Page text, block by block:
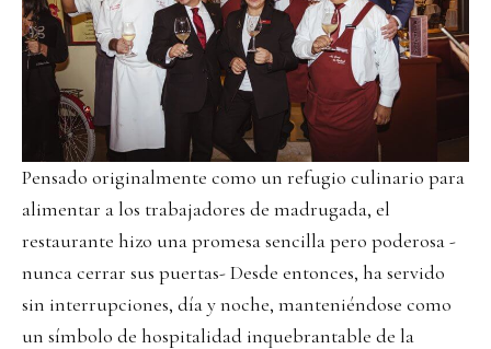
Pensado originalmente como un refugio culinario para
alimentar a los trabajadores de madrugada, el
restaurante hizo una promesa sencilla pero poderosa -
nunca cerrar sus puertas- Desde entonces, ha servido
sin interrupciones, día y noche, manteniéndose como
un símbolo de hospitalidad inquebrantable de la